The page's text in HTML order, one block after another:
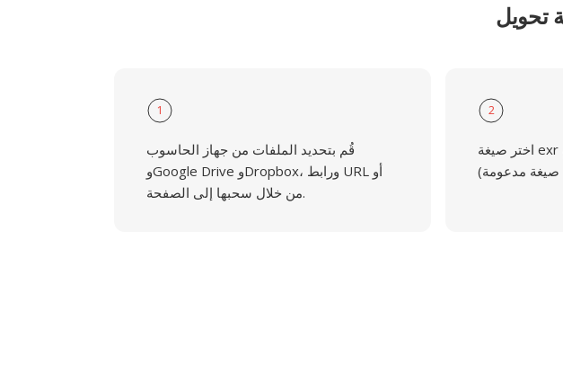
1
قُم بتحديد الملفات من جهاز الحاسوب
وGoogle Drive وDropbox، ورابط URL أو
من خلال سحبها إلى الصفحة.
2
اختر صيغة exr أو أية صيغة أخرى أنت بحاجةٍ